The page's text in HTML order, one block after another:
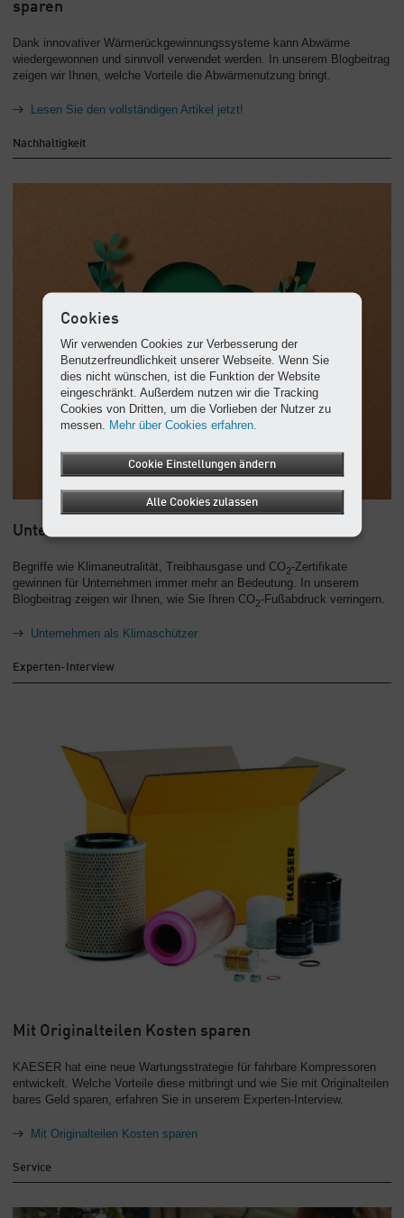
sparen
Dank innovativer Wärmerückgewinnungssysteme kann Abwärme
wiedergewonnen und sinnvoll verwendet werden. In unserem Blogbeitrag
zeigen wir Ihnen, welche Vorteile die Abwärmenutzung bringt.
Lesen Sie den vollständigen Artikel jetzt!
Nachhaltigkeit
Unternehmen als Klimaschützer
Begriffe wie Klimaneutralität, Treibhausgase und CO2-Zertifikate
gewinnen für Unternehmen immer mehr an Bedeutung. In unserem
Blogbeitrag zeigen wir Ihnen, wie Sie Ihren CO2-Fußabdruck verringern.
Unternehmen als Klimaschützer
Experten-Interview
Mit Originalteilen Kosten sparen
KAESER hat eine neue Wartungsstrategie für fahrbare Kompressoren
entwickelt. Welche Vorteile diese mitbringt und wie Sie mit Originalteilen
bares Geld sparen, erfahren Sie in unserem Experten-Interview.
Mit Originalteilen Kosten sparen
Service
Cookies
Wir verwenden Cookies zur Verbesserung der
Benutzerfreundlichkeit unserer Webseite. Wenn Sie
dies nicht wünschen, ist die Funktion der Website
eingeschränkt. Außerdem nutzen wir die Tracking
Cookies von Dritten, um die Vorlieben der Nutzer zu
messen. Mehr über Cookies erfahren.
Cookie Einstellungen ändern
Alle Cookies zulassen